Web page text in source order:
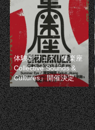
体験型フェス『集楽座
Collective Sounds &
Cultures』開催決定